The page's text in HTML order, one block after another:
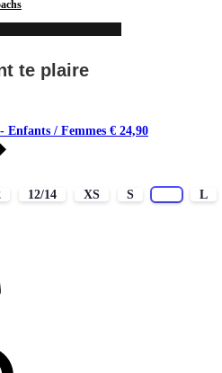
Connectez-
te plaire
Enfants / Femmes € 24,90
12/14 XS S
L